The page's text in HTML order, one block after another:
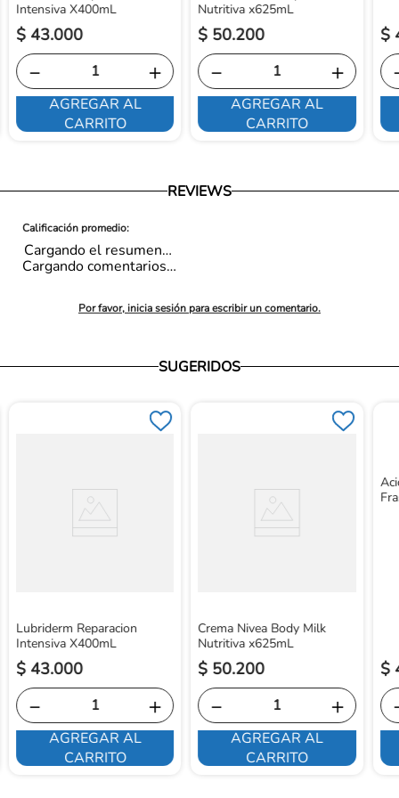
Intensiva X400mL
$ 43.000
＋
－
AGREGAR AL
CARRITO
Nutritiva x625mL
$ 50.200
＋
－
AGREGAR AL
CARRITO
$
REVIEWS
Cargando el resumen…
Por favor, inicia sesión para escribir un comentario.
Cargando comentarios…
SUGERIDOS
Lubriderm Reparacion
Intensiva X400mL
$ 43.000
＋
－
AGREGAR AL
CARRITO
Crema Nivea Body Milk
Nutritiva x625mL
$ 50.200
＋
－
AGREGAR AL
CARRITO
$